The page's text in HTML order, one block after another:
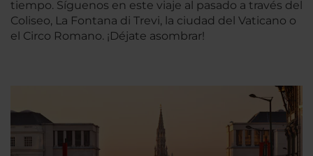
tiempo. Síguenos en este viaje al pasado a través del
Coliseo, La Fontana di Trevi, la ciudad del Vaticano o
el Circo Romano. ¡Déjate asombrar!